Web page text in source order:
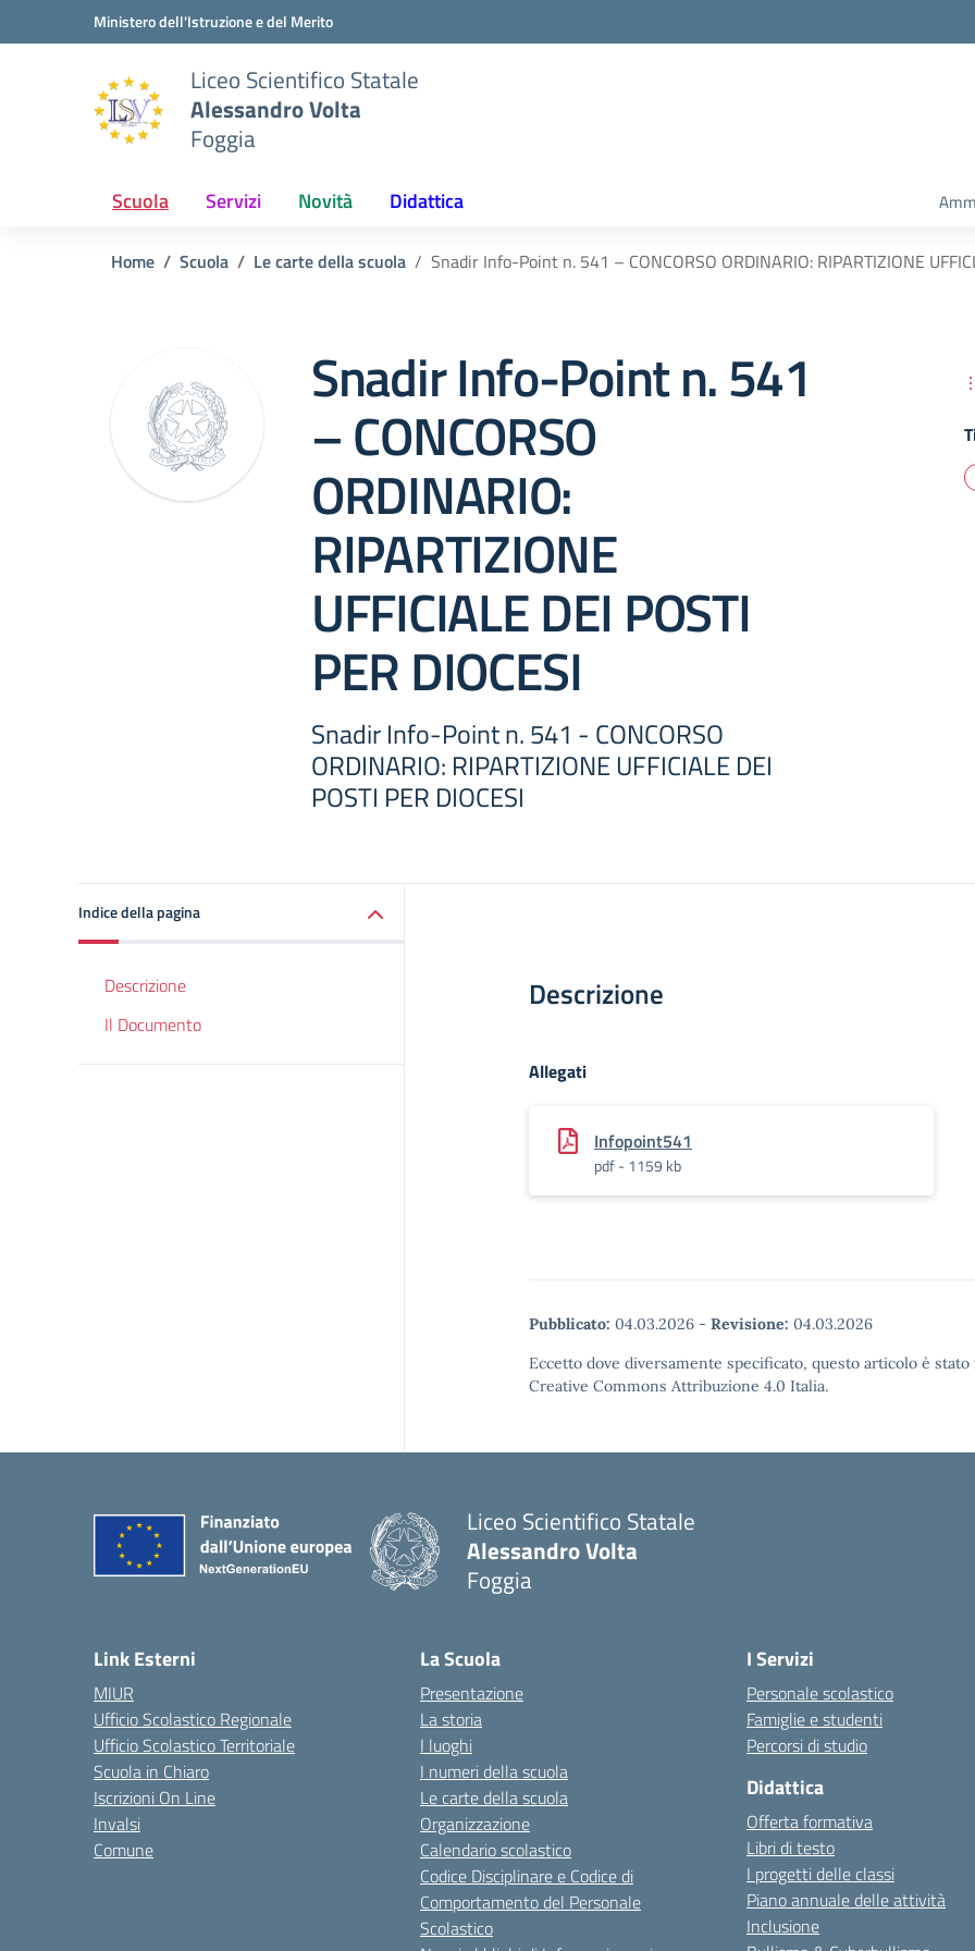
Vai ai contenuti
Vai al menu di navigazioneMinistero dell'Istruzione e del Merito
Liceo Scientifico Statale
Alessandro Volta
Foggia
Scuola Servizi Novità Didattica
Home Scuola Le carte della scuola Snadir Info-Point n. 541 – CONCORSO ORDINARIO: RIPARTIZIONE
Snadir Info-Point n. 541
– CONCORSO
ORDINARIO:
RIPARTIZIONE
UFFICIALE DEI POSTI
PER DIOCESI
Snadir Info-Point n. 541 - CONCORSO
ORDINARIO: RIPARTIZIONE UFFICIALE DEI
POSTI PER DIOCESI
Indice della pagina
Descrizione
Il Documento
Descrizione
Allegati
Infopoint541
pdf - 1159 kb
Pubblicato: 04.03.2026 - Revisione: 04.03.2026
Eccetto dove diversamente specificato, questo articolo è
Creative Commons Attribuzione 4.0 Italia.
Liceo Scientifico Statale
Alessandro Volta
Foggia
Link Esterni
MIUR
Ufficio Scolastico Regionale
Ufficio Scolastico Territoriale
Scuola in Chiaro
Iscrizioni On Line
Invalsi
Comune
La Scuola
Presentazione
La storia
I luoghi
I numeri della scuola
Le carte della scuola
Organizzazione
Calendario scolastico
Codice Disciplinare e Codice di
Comportamento del Personale
Scolastico
I Servizi
Personale scolastico
Famiglie e studenti
Percorsi di studio
Didattica
Offerta formativa
Libri di testo
I progetti delle classi
Piano annuale delle attività
Inclusione